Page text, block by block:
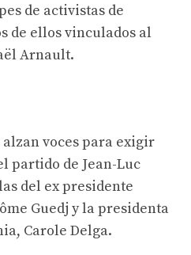
de activistas de
de ellos vinculados al
Arnault.
voces para exigir
partido de Jean-Luc
del ex presidente
Guedj y la presidenta
Carole Delga.